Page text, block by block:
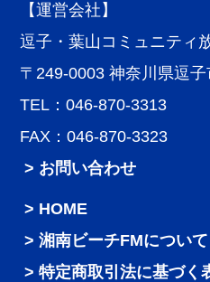
【運営会社】
逗子・葉山コミュニティ
〒249-0003 神奈川県逗
TEL：046-870-3313
FAX：046-870-3323
> お問い合わせ
HOME
湘南ビーチFMについて
特定商取引法に基づく